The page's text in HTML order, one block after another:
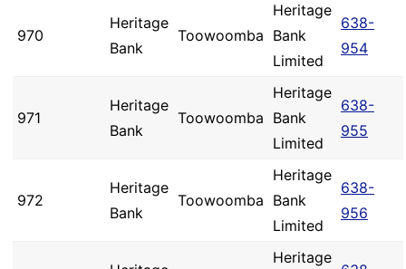
970
Heritage
Bank
Toowoomba
Heritage
Bank
Limited
638-
954
971
Heritage
Bank
Toowoomba
Heritage
Bank
Limited
638-
955
972
Heritage
Bank
Toowoomba
Heritage
Bank
Limited
638-
956
Heritage